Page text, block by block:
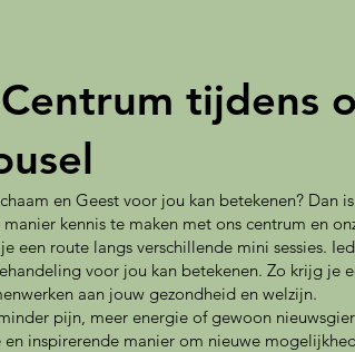
tijdens
en Geest voor jou kan betekenen? Dan
kennis te maken met ons centrum en
een route langs verschillende mini sessies.
voor jou kan betekenen. Zo krijg je
aan jouw gezondheid en welzijn.
pijn, meer energie of gewoon
inspirerende manier om nieuwe